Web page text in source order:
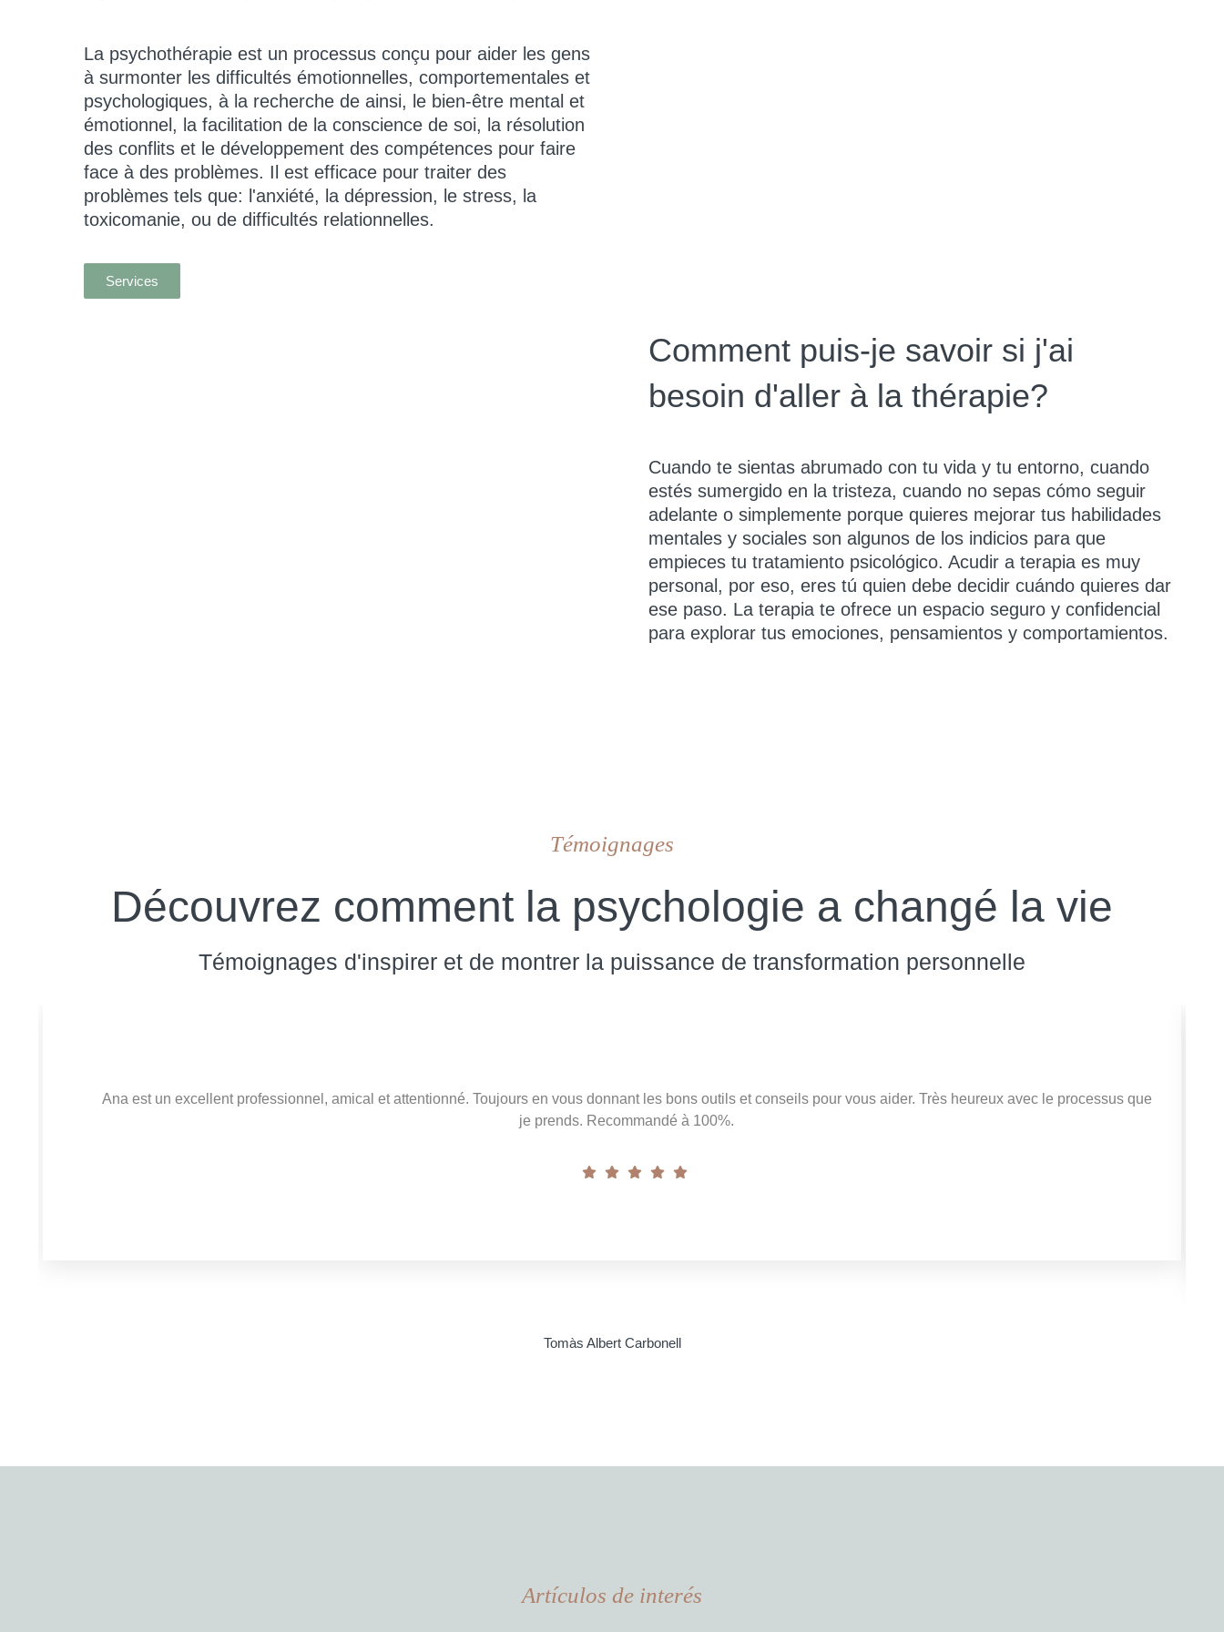
La psychothérapie est un processus conçu pour aider les gens
à surmonter les difficultés émotionnelles, comportementales et
psychologiques, à la recherche de ainsi, le bien-être mental et
émotionnel, la facilitation de la conscience de soi, la résolution
des conflits et le développement des compétences pour faire
face à des problèmes. Il est efficace pour traiter des
problèmes tels que: l'anxiété, la dépression, le stress, la
toxicomanie, ou de difficultés relationnelles.
Services
Comment puis-je savoir si j'ai
besoin d'aller à la thérapie?
Cuando te sientas abrumado con tu vida y tu entorno, cuando
estés sumergido en la tristeza, cuando no sepas cómo seguir
adelante o simplemente porque quieres mejorar tus habilidades
mentales y sociales son algunos de los indicios para que
empieces tu tratamiento psicológico. Acudir a terapia es muy
personal, por eso, eres tú quien debe decidir cuándo quieres dar
ese paso. La terapia te ofrece un espacio seguro y confidencial
para explorar tus emociones, pensamientos y comportamientos.
Témoignages
Découvrez comment la psychologie a changé la vie
Témoignages d'inspirer et de montrer la puissance de transformation personnelle
Tomàs Albert Carbonell
Ana est un excellent professionnel, amical et attentionné. Toujours en vous donnant les bons outils et conseils pour vous aider. Très heureux avec le processus que
je prends. Recommandé à 100%.
Artículos de interés